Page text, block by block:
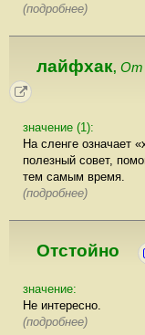
(подробнее)
лайфхак, От
значение (1):
На сленге означает
полезный совет,
тем самым время.
(подробнее)
Отстойно
значение:
Не интересно.
(подробнее)